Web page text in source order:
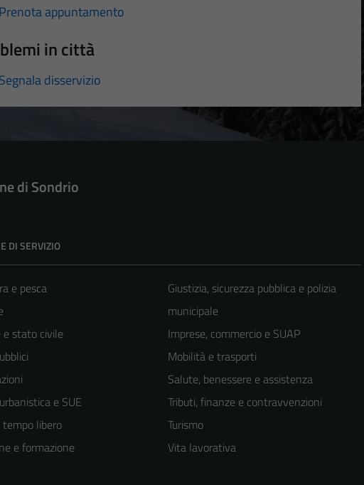
Prenota appuntamento
in città
Segnala disservizio
di Sondrio
DI SERVIZIO
e pesca
e stato civile
e SUE
libero
e formazione
Giustizia, sicurezza pubblica e polizia
municipale
Imprese, commercio e SUAP
Mobilità e trasporti
Salute, benessere e assistenza
Tributi, finanze e contravvenzioni
Turismo
Vita lavorativa